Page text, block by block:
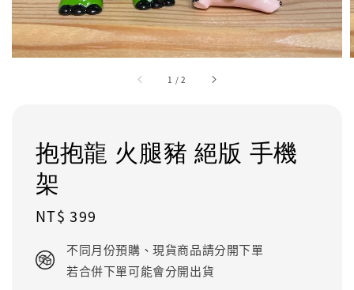
1 /2
抱抱龍 火腿豬 絕版 手機
架
Regular
NT$ 399
不同月份預購、現貨商品請分開下單
若合併下單可能會分開出貨